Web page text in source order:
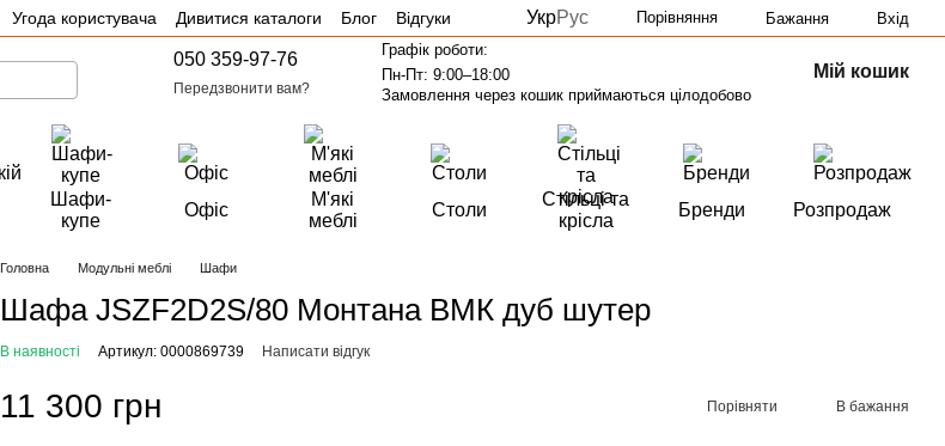
Угода користувача Дивитися каталоги Блог
Відгуки
УкрРус Порівняння Бажання Вхід
050 359-97-76
Передзвонити вам?
Графік роботи:
Пн-Пт: 9:00–18:00
Замовлення через кошик приймаються цілодобово
Мій кошик
Шафи-
купе
Офіс
М'які
меблі
Столи
Стільці та
крісла
Бренди Розпродаж
Головна Модульні меблі Шафи
Шафа JSZF2D2S/80 Монтана ВМК дуб шутер
В наявності Артикул: 0000869739 Написати відгук
11 300 грн Порівняти В бажання